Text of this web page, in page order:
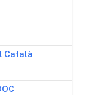
Català